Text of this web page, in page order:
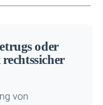
oder
von